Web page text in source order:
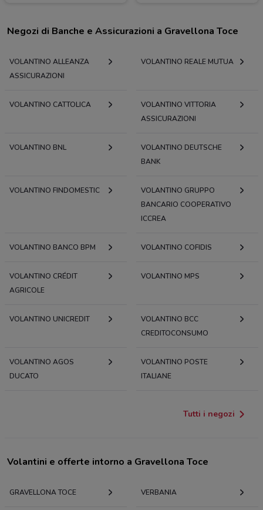
Negozi di Banche e Assicurazioni a Gravellona Toce
VOLANTINO ALLEANZA
ASSICURAZIONI
VOLANTINO REALE MUTUA
VOLANTINO CATTOLICA
VOLANTINO VITTORIA
ASSICURAZIONI
VOLANTINO BNL
VOLANTINO DEUTSCHE
BANK
VOLANTINO FINDOMESTIC
VOLANTINO GRUPPO
BANCARIO COOPERATIVO
ICCREA
VOLANTINO BANCO BPM VOLANTINO COFIDIS
VOLANTINO CRÉDIT
AGRICOLE
VOLANTINO MPS
VOLANTINO UNICREDIT
VOLANTINO BCC
CREDITOCONSUMO
VOLANTINO AGOS
DUCATO
VOLANTINO POSTE
ITALIANE
Tutti i negozi
Volantini e offerte intorno a Gravellona Toce
GRAVELLONA TOCE VERBANIA